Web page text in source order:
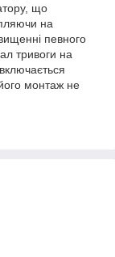
що
на
певного
тривоги на
монтаж не